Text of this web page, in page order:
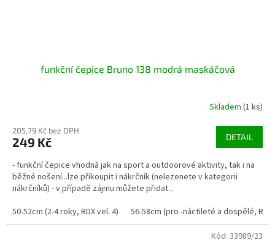
funkční čepice Bruno 138 modrá maskáčová
Skladem (1 ks)
205,79 Kč bez DPH
249 Kč DETAIL
- funkční čepice vhodná jak na sport a outdoorové aktivity, tak i na
běžné nošení...lze přikoupit i nákrčník (nelezenete v kategorii
nákrčníků) - v případě zájmu můžete přidat...
50-52cm (2-4 roky, RDX vel. 4)
56-58cm (pro -náctileté a dospělé, RDX
Kód: 33989/23